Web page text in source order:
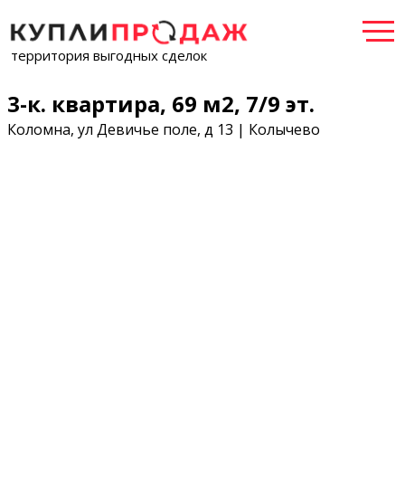
территория выгодных сделок
3-к. квартира, 69 м2, 7/9 эт.
Коломна, ул Девичье поле, д 13 | Колычево